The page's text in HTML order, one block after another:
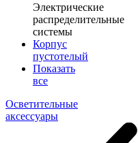
Электрические
распределительные
системы
Корпус
пустотелый
Показать
все
Осветительные
аксессуары